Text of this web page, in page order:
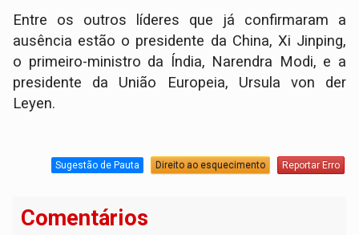
Entre os outros líderes que já confirmaram a
ausência estão o presidente da China, Xi Jinping,
o primeiro-ministro da Índia, Narendra Modi, e a
presidente da União Europeia, Ursula von der
Leyen.
Sugestão de Pauta Direito ao esquecimento Reportar Erro
Comentários